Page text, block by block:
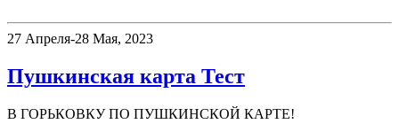
27 Апреля-28 Мая, 2023
Пушкинская карта Тест
В ГОРЬКОВКУ ПО ПУШКИНСКОЙ КАРТЕ!